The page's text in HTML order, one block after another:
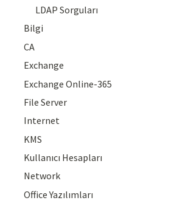
LDAP Sorguları
Bilgi
CA
Exchange
Exchange Online-365
File Server
Internet
KMS
Kullanıcı Hesapları
Network
Office Yazılımları